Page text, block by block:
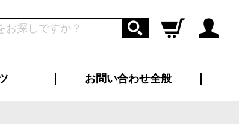
ログイン
お問い合わせ全般